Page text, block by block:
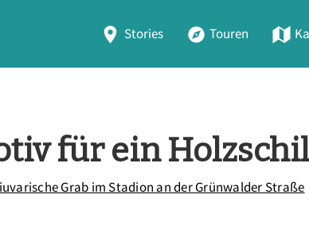
Stories Touren
für ein
Grab im Stadion an der Grünwalder Straße